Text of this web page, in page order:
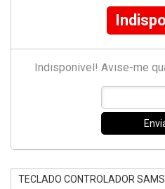
Indisponível! Avise-me
TECLADO CONTROLADOR